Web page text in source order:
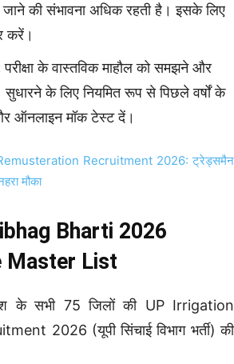
की संभावना अधिक रहती है। इसके लिए
करें।
परीक्षा के वास्तविक माहौल को समझने और
के लिए नियमित रूप से पिछले वर्षों के
ऑनलाइन मॉक टेस्ट दें।
Recruitment 2026: ट्रेड्समैन
मौका
Bharti 2026
Master List
के सभी 75 जिलों की UP Irrigation
2026 (यूपी सिंचाई विभाग भर्ती) की